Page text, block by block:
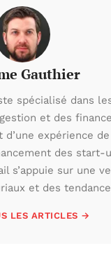
Gauthier
spécialisé dans
et des
d’une expérience
des start-
s’appuie sur une
et des
LES ARTICLES →